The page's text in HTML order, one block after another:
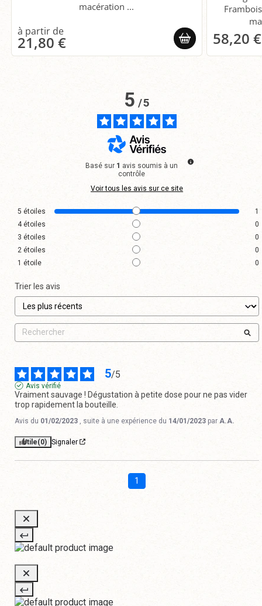
macération ...
21,80 € 58,20 €
5/5
Basé sur 1 avis soumis à un
contrôle
Voir tous les avis sur ce site
5 étoiles
1
4étoiles
0
3 étoiles
0
2 étoiles
0
1 étoile 0
Trier les avis
5/5
Avis vérifié
Vraiment sauvage ! Dégustation à petite dose pour ne pas vider
trop rapidement la bouteille.
Avis du 01/02/2023 , suite à une expérience du 14/01/2023 par A.A.
Utile(0) Signaler
1